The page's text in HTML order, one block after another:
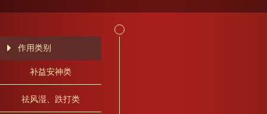
作用类别
补益安神类
祛风湿、跌打类